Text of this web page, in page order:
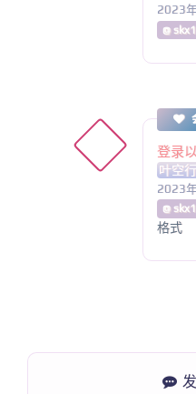
2023
@
登录
叶空
2023
@
格式